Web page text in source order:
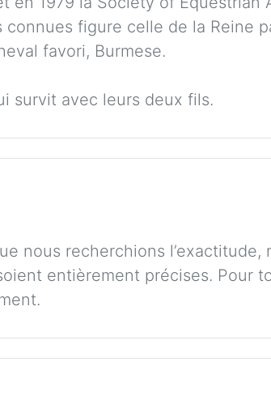
figure celle de la Reine
favori, Burmese.
survit avec leurs deux fils.
nous recherchions l’exactitude,
entièrement précises. Pour